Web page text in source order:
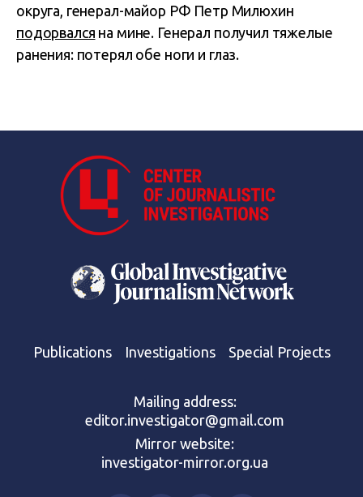
округа, генерал-майор РФ Петр Милюхин
подорвался на мине. Генерал получил тяжелые
ранения: потерял обе ноги и глаз.
Publications Investigations Special Projects
Mailing address:
editor.investigator@gmail.com
Mirror website:
investigator-mirror.org.ua